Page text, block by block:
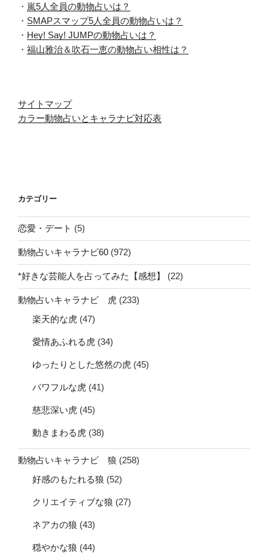
・ 嵐5人全員の動物占いは？
・ SMAPスマップ5人全員の動物占いは？
・ Hey! Say! JUMPの動物占いは？
・ 福山雅治＆吹石一恵の動物占い相性は？
サイトマップ
カラー動物占いとキャラナビ対応表
カテゴリー
恋愛・デート (5)
動物占いキャラナビ60 (972)
*好きな芸能人を占ってみた【感想】 (22)
動物占いキャラナビ 虎 (233)
楽天的な虎 (47)
愛情あふれる虎 (34)
ゆったりとした悠然の虎 (45)
パワフルな虎 (41)
慈悲深い虎 (45)
動きまわる虎 (38)
動物占いキャラナビ 狼 (258)
好感のもたれる狼 (52)
クリエイティブな狼 (27)
ネアカの狼 (43)
穏やかな狼 (44)